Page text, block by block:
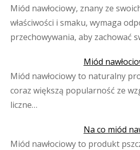
Miód nawłociowy, znany ze
właściwości i smaku, wymaga
przechowywania, aby zachować
Miód
Miód nawłociowy to naturalny
coraz większą popularność ze
liczne…
Na co miód
Miód nawłociowy to produkt